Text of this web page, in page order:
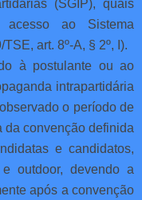
(SGIP), quais
acesso ao Sistema
art. 8º-A, § 2º, I).
à postulante ou ao
intrapartidária
o período de
da convenção definida
e candidatos,
outdoor, devendo a
após a convenção